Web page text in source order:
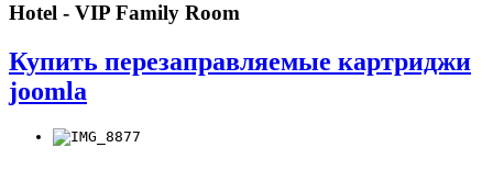
Hotel - VIP Family Room
Купить перезаправляемые картриджи
joomla